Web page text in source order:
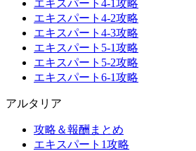
エキスパート4-1攻略
エキスパート4-2攻略
エキスパート4-3攻略
エキスパート5-1攻略
エキスパート5-2攻略
エキスパート6-1攻略
アルタリア
攻略＆報酬まとめ
エキスパート1攻略